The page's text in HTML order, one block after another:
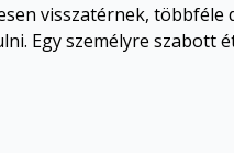
visszatérnek,
Egy személyre szabott